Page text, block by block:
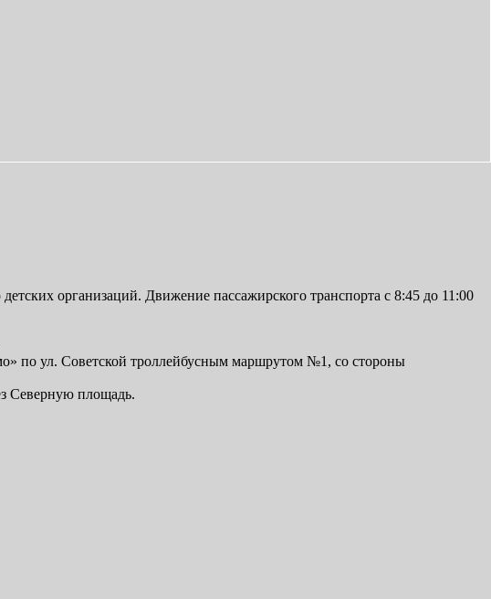
организаций. Движение пассажирского транспорта с 8:45 до 11:00
по ул. Советской троллейбусным маршрутом №1, со стороны
Северную площадь.